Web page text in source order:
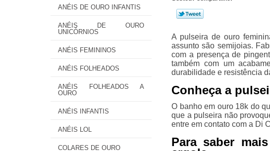
ANÉIS DE OURO INFANTIS
ANÉIS DE OURO
UNICÓRNIOS
ANÉIS FEMININOS
ANÉIS FOLHEADOS
ANÉIS FOLHEADOS A
OURO
ANÉIS INFANTIS
ANÉIS LOL
COLARES DE OURO
A pulseira de ouro
assunto são semijoias.
com a presença de
também com um
durabilidade e resistência
Conheça a
O banho em ouro 18k do
que a pulseira não
entre em contato com a Di
Para saber